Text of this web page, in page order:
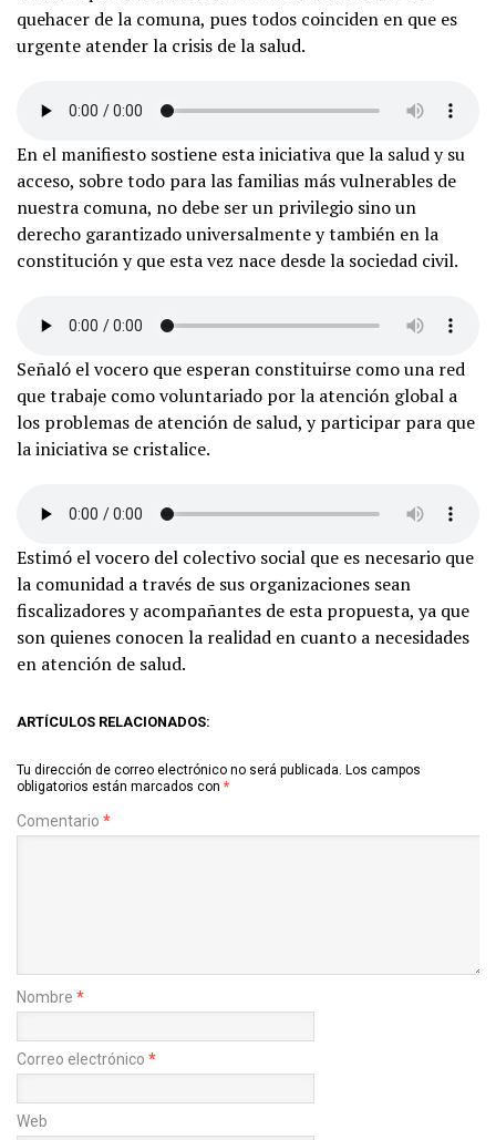
quehacer de la comuna, pues todos coinciden en que es
urgente atender la crisis de la salud.
En el manifiesto sostiene esta iniciativa que la salud y su
acceso, sobre todo para las familias más vulnerables de
nuestra comuna, no debe ser un privilegio sino un
derecho garantizado universalmente y también en la
constitución y que esta vez nace desde la sociedad civil.
Señaló el vocero que esperan constituirse como una red
que trabaje como voluntariado por la atención global a
los problemas de atención de salud, y participar para que
la iniciativa se cristalice.
Estimó el vocero del colectivo social que es necesario que
la comunidad a través de sus organizaciones sean
fiscalizadores y acompañantes de esta propuesta, ya que
son quienes conocen la realidad en cuanto a necesidades
en atención de salud.
ARTÍCULOS RELACIONADOS:
Tu dirección de correo electrónico no será publicada. Los campos
obligatorios están marcados con *
Comentario *
Nombre *
Correo electrónico *
Web